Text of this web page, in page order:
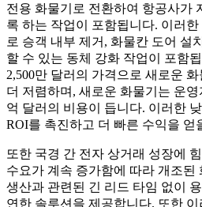
전용 화물기로 전환하여 항공사가
록 하는 작업이 포함됩니다. 이러
로 승객 내부 제거, 화물칸 도어 설
할 수 있는 동체 강화 작업이 포함
2,500만 달러의 가격으로 새로운
더 저렴하며, 새로운 화물기는 운영
억 달러의 비용이 듭니다. 이러한
ROI를 촉진하고 더 빠른 수익을 얻
또한 국경 간 전자 상거래 성장에
수요가 계속 증가함에 따라 개조된
생산과 관련된 긴 리드 타임 없이
연한 솔루션을 제공합니다. 또한 이